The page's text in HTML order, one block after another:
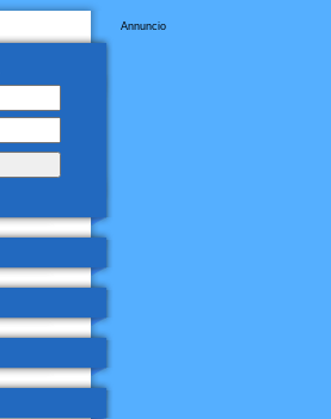
Annuncio